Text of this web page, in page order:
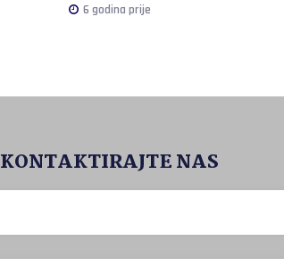
6 godina prije
KONTAKTIRAJTE NAS